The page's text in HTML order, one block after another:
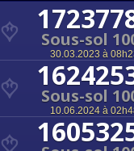
Sous-sol
30.03.2023 à
Sous-sol
10.06.2024 à